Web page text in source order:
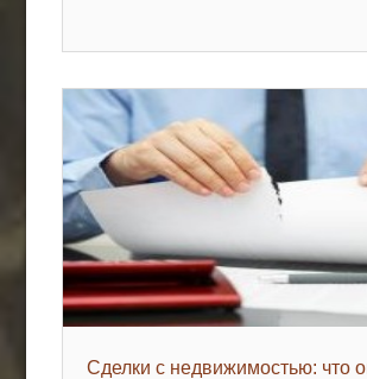
Сделки с недвижимостью: что